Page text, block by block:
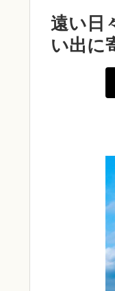
遠い日
い出に